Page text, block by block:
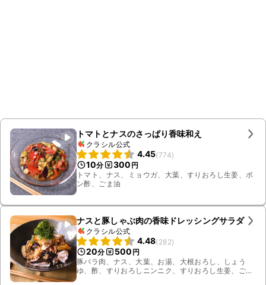
トマトとナスのさっぱり香味和え
クラシル公式
4.45(774)
10分 300 円
トマト、ナス、ミョウガ、大葉、すりおろし生姜、ポ
ン酢、ごま油
ナスと豚しゃぶ肉の香味ドレッシングサラダ
クラシル公式
4.48(282)
20分 500 円
豚バラ肉、ナス、大葉、お湯、大根おろし、しょう
ゆ、酢、すりおろしニンニク、すりおろし生姜、ごま